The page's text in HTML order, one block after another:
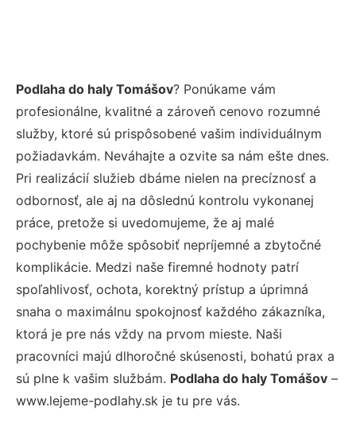
Podlaha do haly Tomášov? Ponúkame vám
profesionálne, kvalitné a zároveň cenovo rozumné
služby, ktoré sú prispôsobené vašim individuálnym
požiadavkám. Neváhajte a ozvite sa nám ešte dnes.
Pri realizácií služieb dbáme nielen na precíznosť a
odbornosť, ale aj na dôslednú kontrolu vykonanej
práce, pretože si uvedomujeme, že aj malé
pochybenie môže spôsobiť nepríjemné a zbytočné
komplikácie. Medzi naše firemné hodnoty patrí
spoľahlivosť, ochota, korektný prístup a úprimná
snaha o maximálnu spokojnosť každého zákazníka,
ktorá je pre nás vždy na prvom mieste. Naši
pracovníci majú dlhoročné skúsenosti, bohatú prax a
sú plne k vašim službám. Podlaha do haly Tomášov –
www.lejeme-podlahy.sk je tu pre vás.